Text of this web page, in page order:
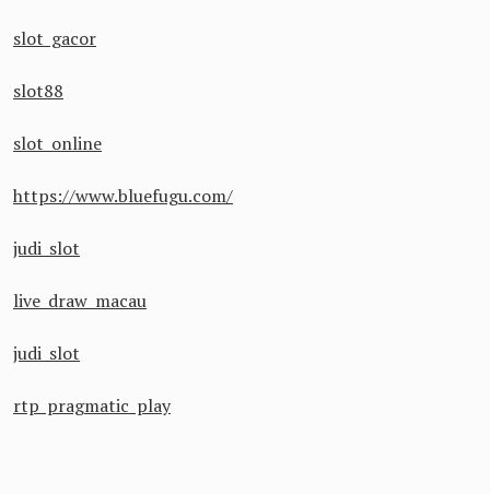
slot gacor
slot88
slot online
https://www.bluefugu.com/
judi slot
live draw macau
judi slot
rtp pragmatic play